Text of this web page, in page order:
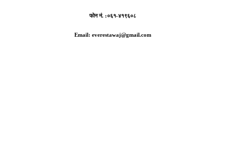
फोन नं. :०६१-४१९६०८
Email: everestawaj@gmail.com